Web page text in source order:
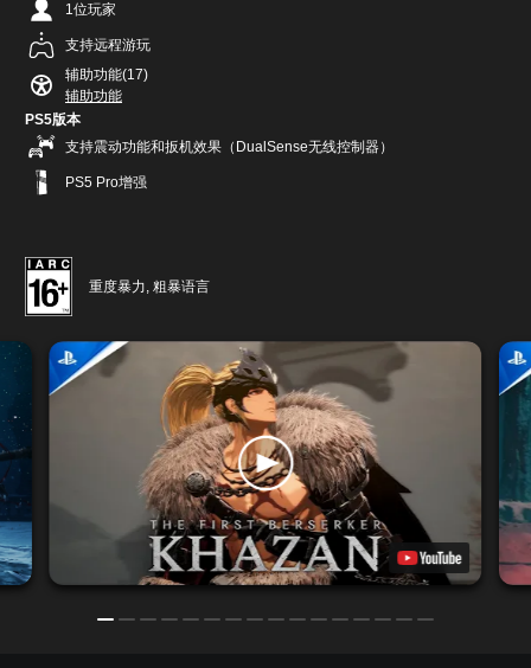
1位玩家
支持远程游玩
辅助功能(17)
辅助功能
PS5版本
支持震动功能和扳机效果（DualSense无线控制器）
PS5 Pro增强
重度暴力, 粗暴语言